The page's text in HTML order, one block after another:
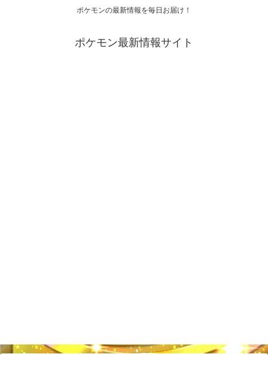
ポケモンの最新情報を毎日お届け！
ポケモン最新情報サイト